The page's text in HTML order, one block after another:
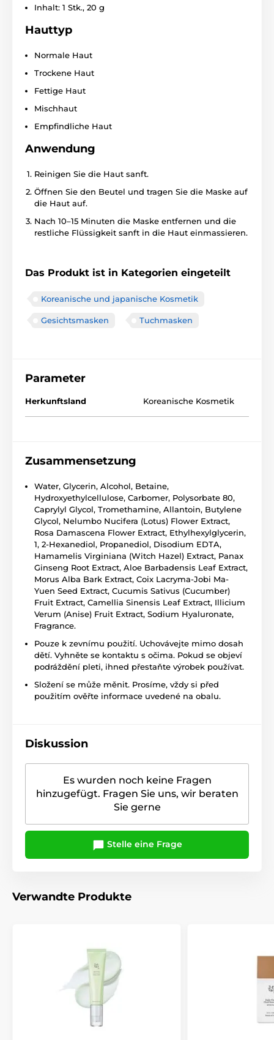
Inhalt: 1 Stk., 20 g
Hauttyp
Normale Haut
Trockene Haut
Fettige Haut
Mischhaut
Empfindliche Haut
Anwendung
Reinigen Sie die Haut sanft.
Öffnen Sie den Beutel und tragen Sie die Maske auf
die Haut auf.
Nach 10–15 Minuten die Maske entfernen und die
restliche Flüssigkeit sanft in die Haut einmassieren.
Das Produkt ist in Kategorien eingeteilt
Koreanische und japanische Kosmetik
Gesichtsmasken Tuchmasken
Parameter
Herkunftsland Koreanische Kosmetik
Zusammensetzung
Water, Glycerin, Alcohol, Betaine,
Hydroxyethylcellulose, Carbomer, Polysorbate 80,
Caprylyl Glycol, Tromethamine, Allantoin, Butylene
Glycol, Nelumbo Nucifera (Lotus) Flower Extract,
Rosa Damascena Flower Extract, Ethylhexylglycerin,
1, 2-Hexanediol, Propanediol, Disodium EDTA,
Hamamelis Virginiana (Witch Hazel) Extract, Panax
Ginseng Root Extract, Aloe Barbadensis Leaf Extract,
Morus Alba Bark Extract, Coix Lacryma-Jobi Ma-
Yuen Seed Extract, Cucumis Sativus (Cucumber)
Fruit Extract, Camellia Sinensis Leaf Extract, Illicium
Verum (Anise) Fruit Extract, Sodium Hyaluronate,
Fragrance.
Pouze k zevnímu použití. Uchovávejte mimo dosah
dětí. Vyhněte se kontaktu s očima. Pokud se objeví
podráždění pleti, ihned přestaňte výrobek používat.
Složení se může měnit. Prosíme, vždy si před
použitím ověřte informace uvedené na obalu.
Diskussion
Es wurden noch keine Fragen
hinzugefügt. Fragen Sie uns, wir beraten
Sie gerne
Stelle eine Frage
Verwandte Produkte